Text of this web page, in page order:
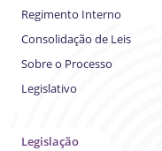
Regimento Interno
Consolidação de Leis
Sobre o Processo
Legislativo
Legislação